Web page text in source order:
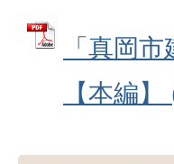
「真岡
【本編